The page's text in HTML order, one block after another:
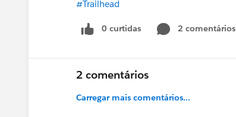
#Trailhead
0 curtidas 2 comentários
2 comentários
Carregar mais comentários...